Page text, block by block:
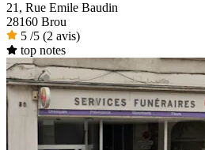
21, Rue Emile Baudin
28160 Brou
5 /5 (2 avis)
top notes